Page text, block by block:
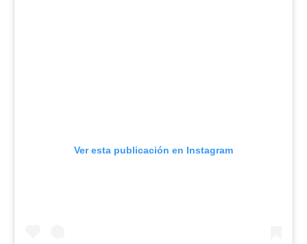
Ver esta publicación en Instagram